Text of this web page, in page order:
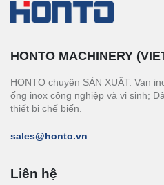
HONTO MACHINERY
HONTO chuyên SẢN XUẤT: Van
ống inox công nghiệp và vi sinh;
thiết bị chế biến.
sales@honto.vn
Liên hệ